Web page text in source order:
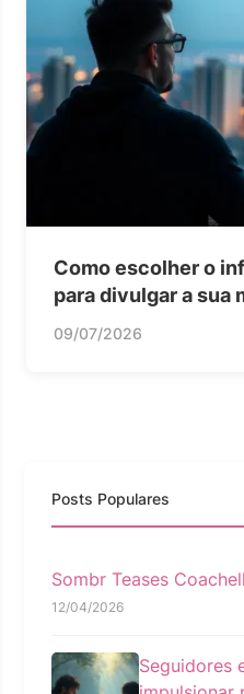
Como escolher o
para divulgar a sua
09/07/2026
Posts Populares
Sombr Teases
12/04/2026
Seguidores